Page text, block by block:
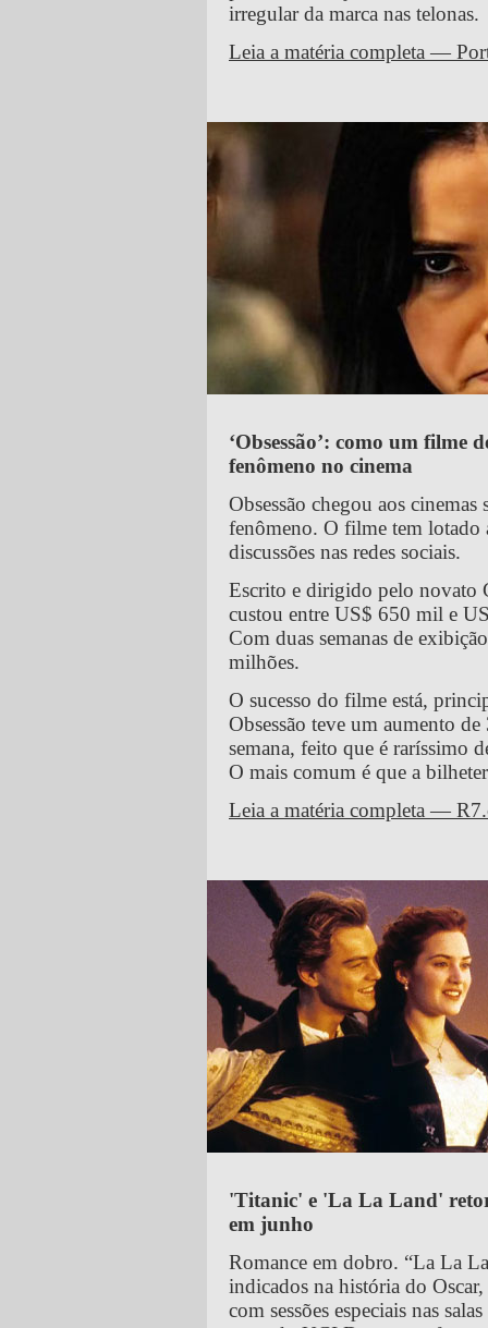
irregular da marca nas telonas.
Leia a matéria completa —
‘Obsessão’: como um filme
fenômeno no cinema
Obsessão chegou aos
fenômeno. O filme tem lotado
discussões nas redes sociais.
Escrito e dirigido pelo novato
custou entre US$ 650 mil e
Com duas semanas de
milhões.
O sucesso do filme está,
Obsessão teve um aumento
semana, feito que é raríssimo
O mais comum é que a
Leia a matéria completa —
'Titanic' e 'La La Land'
em junho
Romance em dobro. “La La
indicados na história do
com sessões especiais nas